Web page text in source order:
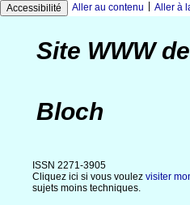
Accessibilité Aller au contenu Aller à
Site WWW
Bloch
ISSN 2271-3905
Cliquez ici si vous voulez visiter
sujets moins techniques.